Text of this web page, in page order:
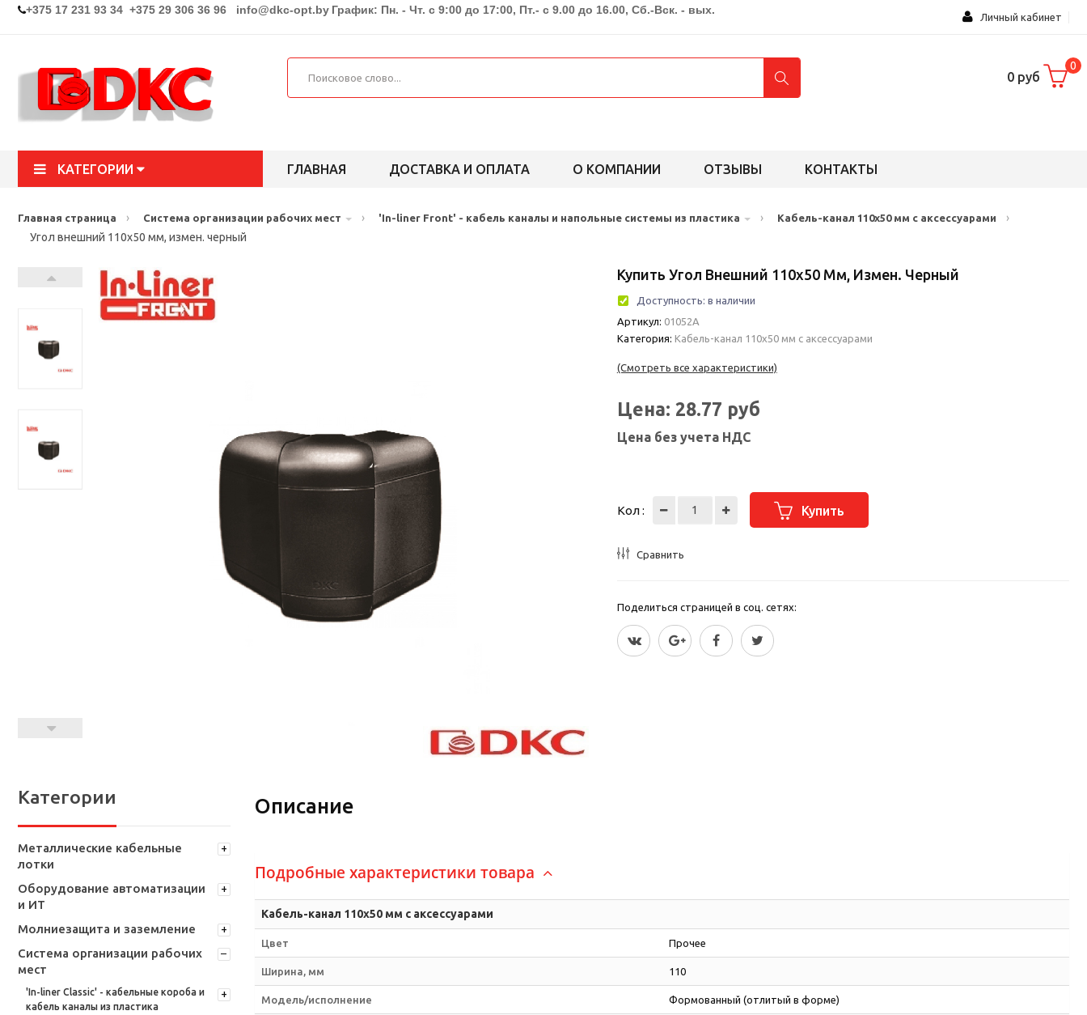
+375 17 231 93 34 +375 29 306 36 96 info@dkc-opt.by График: Пн. - Чт. с 9:00 до 17:00, Пт.- с 9.00 до 16.00, Сб.-Вск. - вых.
Личный кабинет
0 руб
0
КАТЕГОРИИ ГЛАВНАЯ ДОСТАВКА И ОПЛАТА О КОМПАНИИ ОТЗЫВЫ КОНТАКТЫ
Главная страница › Система организации рабочих мест › 'In-liner Front' - кабель каналы и напольные системы из пластика › Кабель-канал 110х50 мм с аксессуарами
›
Угол внешний 110х50 мм, измен. черный
Купить Угол Внешний 110х50 Мм, Измен. Черный
Доступность: в наличии
Артикул: 01052A
Категория: Кабель-канал 110х50 мм с аксессуарами
(Смотреть все характеристики)
Цена: 28.77 руб
Цена без учета НДС
Кол : Купить
Сравнить
Поделиться страницей в соц. сетях:
Категории
Металлические кабельные
лотки
Оборудование автоматизации
и ИТ
Молниезащита и заземление
Система организации рабочих
мест
'In-liner Classic' - кабельные короба и
кабель каналы из пластика
Описание
Подробные характеристики товара
Кабель-канал 110х50 мм с аксессуарами
Цвет Прочее
Ширина, мм 110
Модель/исполнение Формованный (отлитый в форме)